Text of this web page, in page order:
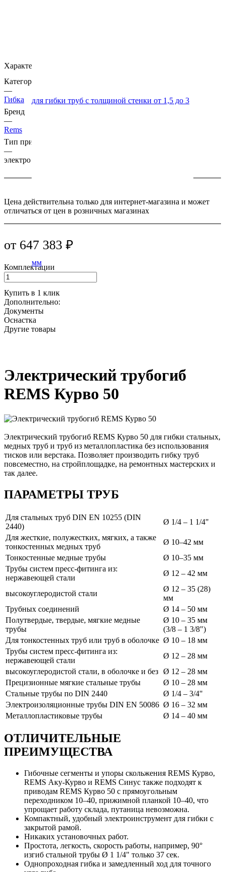
Характеристики
Категория
—
Гибка
Бренд
—
Rems
Тип привода
—
электро
Цена действительна только для интернет-магазина и может
отличаться от цен в розничных магазинах
от 647 383 ₽
Комплектации
Купить в 1 клик
Дополнительно:
Документы
Оснастка
Другие товары
Электрический трубогиб
REMS Курво 50
Электрический трубогиб REMS Курво 50 для гибки стальных,
медных труб и труб из металлопластика без использования
тисков или верстака. Позволяет производить гибку труб
повсеместно, на стройплощадке, на ремонтных мастерских и
так далее.
ПАРАМЕТРЫ ТРУБ
Для стальных труб DIN EN 10255 (DIN
2440)
Ø 1/4 – 1 1/4"
Для жесткие, полужестких, мягких, а также
тонкостенных медных труб
Ø 10–42 мм
Тонкостенные медные трубы
Ø 10–35 мм
Трубы систем пресс-фитинга из:
нержавеющей стали
Ø 12 – 42 мм
высокоуглеродистой стали
Ø 12 – 35 (28)
мм
Трубных соединений
Ø 14 – 50 мм
Полутвердые, твердые, мягкие медные
трубы
Ø 10 – 35 мм
(3/8 – 1 3/8")
Для тонкостенных труб или труб в оболочке Ø 10 – 18 мм
Трубы систем пресс-фитинга из:
нержавеющей стали
Ø 12 – 28 мм
высокоуглеродистой стали, в оболочке и без Ø 12 – 28 мм
Прецизионные мягкие стальные трубы
Ø 10 – 28 мм
Стальные трубы по DIN 2440
Ø 1/4 – 3/4"
Электроизоляционные трубы DIN EN 50086 Ø 16 – 32 мм
Металлопластиковые трубы
Ø 14 – 40 мм
ОТЛИЧИТЕЛЬНЫЕ
ПРЕИМУЩЕСТВА
Гибочные сегменты и упоры скольжения REMS Курво,
REMS Аку-Курво и REMS Синус также подходят к
приводам REMS Курво 50 с прямоугольным
переходником 10–40, прижимной планкой 10–40, что
упрощает работу склада, путаница невозможна.
Компактный, удобный электроинструмент для гибки с
закрытой рамой.
Никаких установочных работ.
Простота, легкость, скорость работы, например, 90°
изгиб стальной трубы Ø 1 1/4" только 37 сек.
Однопроходная гибка и замедленный ход для точного